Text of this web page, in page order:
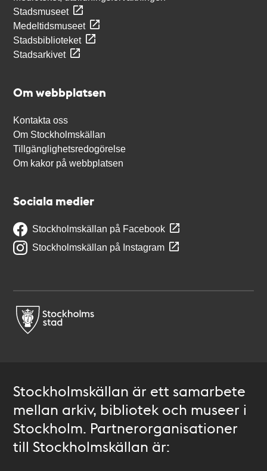
Stadsmuseet
Medeltidsmuseet
Stadsbiblioteket
Stadsarkivet
Om webbplatsen
Kontakta oss
Om Stockholmskällan
Tillgänglighetsredogörelse
Om kakor på webbplatsen
Sociala medier
Stockholmskällan på Facebook
Stockholmskällan på Instagram
Stockholmskällan är ett samarbete
mellan arkiv, bibliotek och museer i
Stockholm. Partnerorganisationer
till Stockholmskällan är: